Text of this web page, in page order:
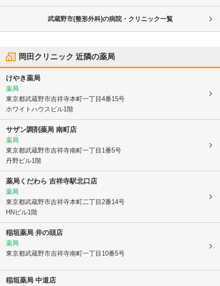
武蔵野市(整形外科)の病院・クリニック一覧
岡田クリニック 近隣の薬局
けやき薬局
薬局
東京都武蔵野市吉祥寺本町一丁目4番15号
ホワイトハウスビル1階
サザン調剤薬局 南町店
薬局
東京都武蔵野市吉祥寺南町一丁目1番5号
丹野ビル1階
薬局くだわら 吉祥寺駅北口店
薬局
東京都武蔵野市吉祥寺本町二丁目2番14号
HNビル1階
稲垣薬局 井の頭店
薬局
東京都武蔵野市吉祥寺南町一丁目10番5号
稲垣薬局 中道店